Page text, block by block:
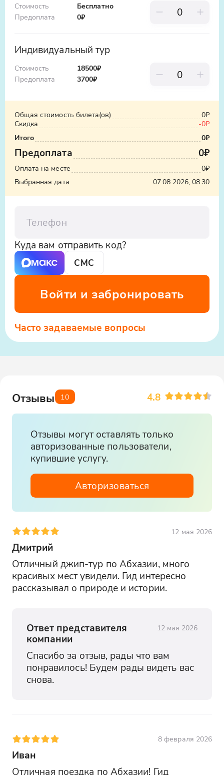
Стоимость
Предоплата
Бесплатно
0₽
Индивидуальный тур
Стоимость
Предоплата
18500₽
3700₽
Общая стоимость билета(ов)
0₽
Скидка
-0₽
Итого
0₽
Предоплата 0₽
Оплата на месте
0₽
Выбранная дата
07.08.2026, 08:30
Куда вам отправить код?
СМС
Войти и забронировать
Часто задаваемые вопросы
Отзывы 10 4.8
Отзывы могут оставлять только
авторизованные пользователи,
купившие услугу.
Авторизоваться
12 мая 2026
Дмитрий
Отличный джип-тур по Абхазии, много
красивых мест увидели. Гид интересно
рассказывал о природе и истории.
Ответ представителя
компании
12 мая 2026
Спасибо за отзыв, рады что вам
понравилось! Будем рады видеть вас
снова.
8 февраля 2026
Иван
Отличная поездка по Абхазии! Гид